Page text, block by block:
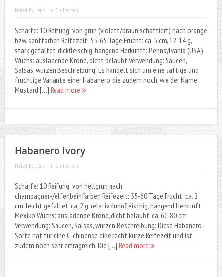
Posted By: Jens In: Chilisorten
Schärfe: 10 Reifung: von grün (violett/braun schattiert) nach orange
bzw. senffarben Reifezeit: 55-65 Tage Frucht: ca. 5 cm, 12-14 g,
stark gefaltet, dickfleischig, hängend Herkunft: Pennsylvania (USA)
Wuchs: ausladende Krone, dicht belaubt Verwendung: Saucen,
Salsas, würzen Beschreibung: Es handelt sich um eine saftige und
fruchtige Variante einer Habanero, die zudem noch, wie der Name
Mustard […] Read more
Habanero Ivory
Posted By: Jens In: Chilisorten
Schärfe: 10 Reifung: von hellgrün nach
champagner-/elfenbeinfarben Reifezeit: 55-60 Tage Frucht: ca. 2
cm, leicht gefaltet, ca. 2 g, relativ dünnfleischig, hängend Herkunft:
Mexiko Wuchs: ausladende Krone, dicht belaubt, ca. 60-80 cm
Verwendung: Saucen, Salsas, würzen Beschreibung: Diese Habanero-
Sorte hat für eine C. chinense eine recht kurze Reifezeit und ist
zudem noch sehr ertragreich. Die […] Read more